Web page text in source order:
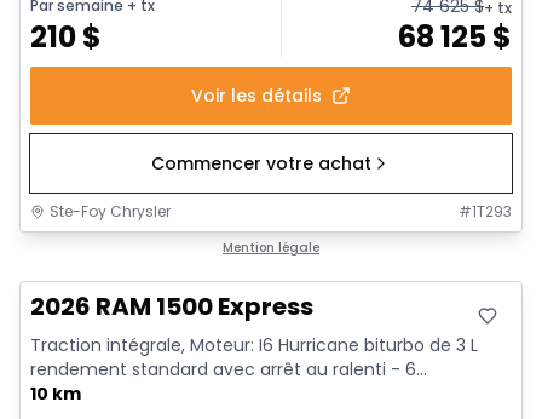
Par semaine + tx
210$
74 625$+ tx
68 125$
Voir les détails
Commencer votre achat
Ste-Foy Chrysler #1T293
Mention légale
2026 RAM 1500 Express
Traction intégrale, Moteur: I6 Hurricane biturbo de 3 L
rendement standard avec arrêt au ralenti - 6...
10 km